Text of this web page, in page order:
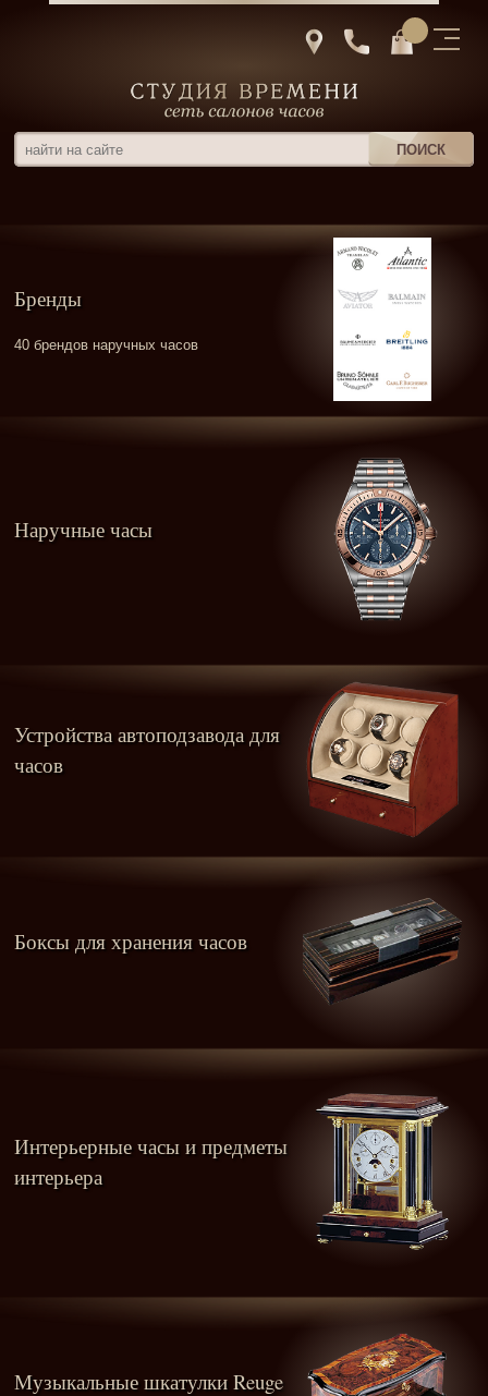
Бренды
40 брендов наручных часов
Наручные часы
Устройства автоподзавода для
часов
Боксы для хранения часов
Интерьерные часы и предметы
интерьера
Музыкальные шкатулки Reuge